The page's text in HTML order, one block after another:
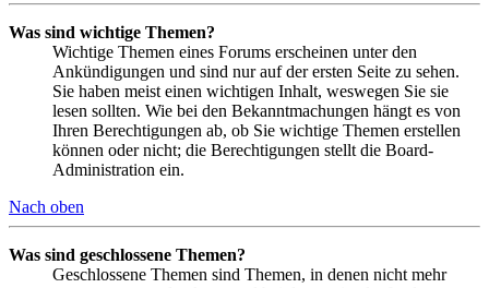
Was sind wichtige Themen?
Wichtige Themen eines Forums erscheinen unter den
Ankündigungen und sind nur auf der ersten Seite zu sehen.
Sie haben meist einen wichtigen Inhalt, weswegen Sie sie
lesen sollten. Wie bei den Bekanntmachungen hängt es von
Ihren Berechtigungen ab, ob Sie wichtige Themen erstellen
können oder nicht; die Berechtigungen stellt die Board-
Administration ein.
Nach oben
Was sind geschlossene Themen?
Geschlossene Themen sind Themen, in denen nicht mehr